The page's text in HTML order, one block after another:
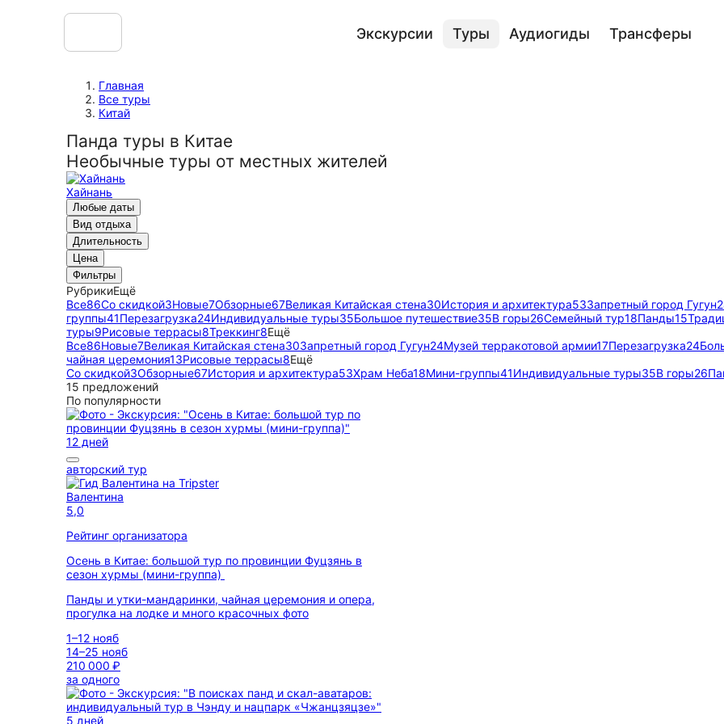
Экскурсии Туры Аудиогиды Трансферы
Главная
Все туры
Китай
Панда туры в Китае
Необычные туры от местных жителей
Хайнань
Любые даты
Вид отдыха
Длительность
Цена
Фильтры
РубрикиЕщё
Все86Со скидкой3Новые7Обзорные67Великая Китайская стена30История и архитектура53Запретный город Гугун
группы41Перезагрузка24Индивидуальные туры35Большое путешествие35В горы26Семейный тур18Панды15
туры9Рисовые террасы8Треккинг8Ещё
Все86Новые7Великая Китайская стена30Запретный город Гугун24Музей терракотовой армии17Перезагрузка24
чайная церемония13Рисовые террасы8Ещё
Со скидкой3Обзорные67История и архитектура53Храм Неба18Мини-группы41Индивидуальные туры35В горы26
15 предложений
По популярности
12 дней
авторский тур
Валентина
5,0
Рейтинг организатора
Осень в Китае: большой тур по провинции Фуцзянь в
сезон хурмы (мини-группа)
Панды и утки-мандаринки, чайная церемония и опера,
прогулка на лодке и много красочных фото
1–12 нояб
14–25 нояб
210 000 ₽
за одного
5 дней